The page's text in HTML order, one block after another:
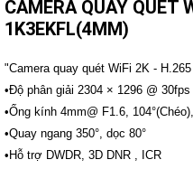
CAMERA
ĐỘNG
Camera
Hikvision
Camera
THIẾT
CAMERA QUAY QUÉT
1K3EKFL(4MM)
"Camera quay quét WiFi 2K - H.265
•Độ phân giải 2304 × 1296 @ 30fps
•Ống kính 4mm@ F1.6,
•Quay ngang 350°, dọc 80°
•Hỗ trợ DWDR, 3D DNR , ICR